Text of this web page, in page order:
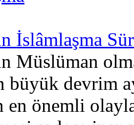
İslâmlaşma
Müslüman
büyük devrim
en önemli